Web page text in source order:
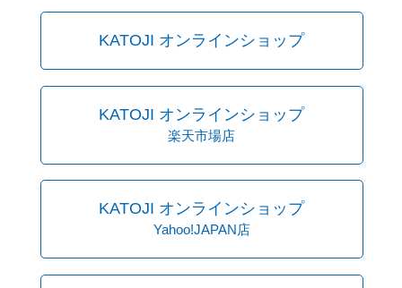
KATOJI オンラインショップ
KATOJI オンラインショップ
楽天市場店
KATOJI オンラインショップ
Yahoo!JAPAN店